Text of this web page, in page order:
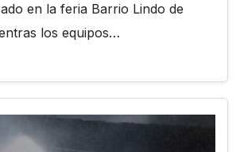
en la feria Barrio Lindo de
los equipos…